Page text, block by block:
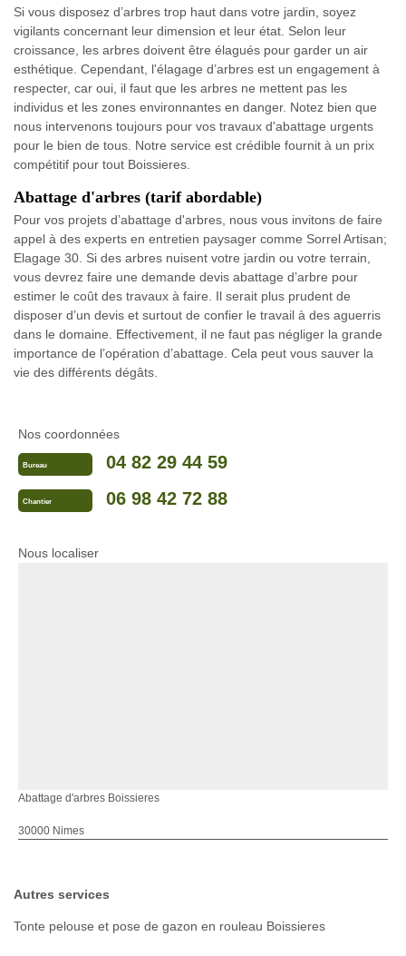
Si vous disposez d’arbres trop haut dans votre jardin, soyez
vigilants concernant leur dimension et leur état. Selon leur
croissance, les arbres doivent être élagués pour garder un air
esthétique. Cependant, l'élagage d’arbres est un engagement à
respecter, car oui, il faut que les arbres ne mettent pas les
individus et les zones environnantes en danger. Notez bien que
nous intervenons toujours pour vos travaux d'abattage urgents
pour le bien de tous. Notre service est crédible fournit à un prix
compétitif pour tout Boissieres.
Abattage d'arbres (tarif abordable)
Pour vos projets d’abattage d'arbres, nous vous invitons de faire
appel à des experts en entretien paysager comme Sorrel Artisan;
Elagage 30. Si des arbres nuisent votre jardin ou votre terrain,
vous devrez faire une demande devis abattage d’arbre pour
estimer le coût des travaux à faire. Il serait plus prudent de
disposer d’un devis et surtout de confier le travail à des aguerris
dans le domaine. Effectivement, il ne faut pas négliger la grande
importance de l’opération d’abattage. Cela peut vous sauver la
vie des différents dégâts.
Nos coordonnées
Bureau 04 82 29 44 59
Chantier 06 98 42 72 88
Nous localiser
Abattage d'arbres Boissieres
30000 Nimes
Autres services
Tonte pelouse et pose de gazon en rouleau Boissieres